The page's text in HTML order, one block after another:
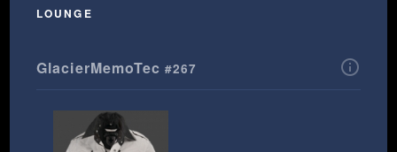
LOUNGE
GlacierMemoTec#267 info_outline